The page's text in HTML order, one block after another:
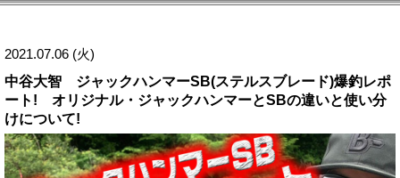
2021.07.06 (火)
中谷大智 ジャックハンマーSB(ステルスブレード)爆釣レポ
ート! オリジナル・ジャックハンマーとSBの違いと使い分
けについて!